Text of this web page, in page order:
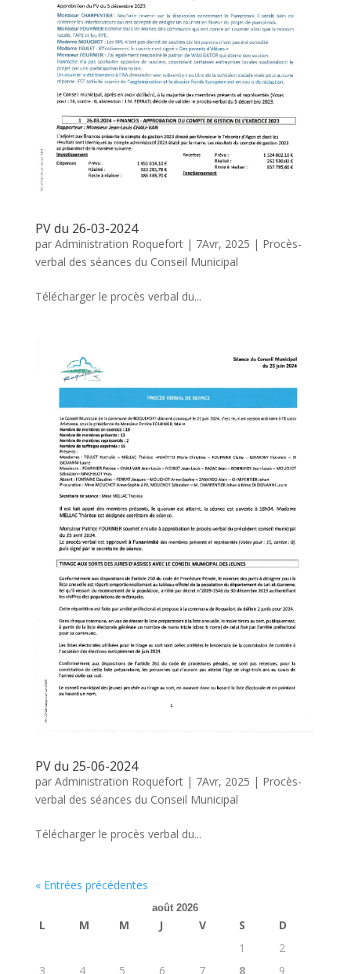
PV du 26-03-2024
par Administration Roquefort| 7Avr, 2025 | Procès-
verbal des séances du Conseil Municipal
Télécharger le procès verbal du...
PV du 25-06-2024
par Administration Roquefort| 7Avr, 2025 | Procès-
verbal des séances du Conseil Municipal
Télécharger le procès verbal du...
« Entrées précédentes
août 2026
L M M J V S
D
1
2
3
4 5 6 7 8
9